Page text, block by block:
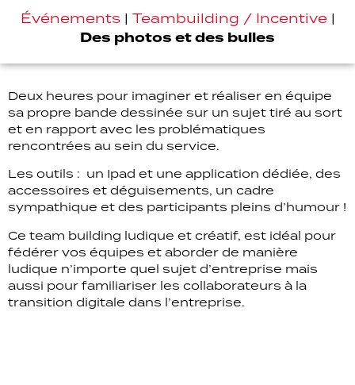
Événements| Teambuilding / Incentive|
Des photos et des bulles
Deux heures pour imaginer et réaliser en équipe
sa propre bande dessinée sur un sujet tiré au sort
et en rapport avec les problématiques
rencontrées au sein du service.
Les outils : un Ipad et une application dédiée, des
accessoires et déguisements, un cadre
sympathique et des participants pleins d’humour !
Ce team building ludique et créatif, est idéal pour
fédérer vos équipes et aborder de manière
ludique n’importe quel sujet d’entreprise mais
aussi pour familiariser les collaborateurs à la
transition digitale dans l’entreprise.